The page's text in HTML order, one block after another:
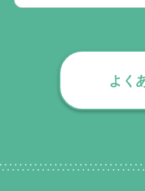
す。
友引日の前日
友引日が休業
よく